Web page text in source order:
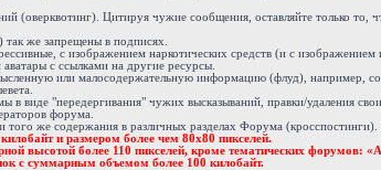
(оверквотинг). Цитируя чужие сообщения, оставляйте только то,
же запрещены в подписях.
с изображением наркотических средств (и с
аватары с ссылками на другие ресурсы.
или малосодержательную информацию (флуд), например,
в виде "передергивания" чужих высказываний, правки/удаления
форума.
же содержания в различных разделах Форума
и размером более чем 80х80 пикселей.
высотой более 110 пикселей, кроме тематических
с суммарным объемом более 100 килобайт.